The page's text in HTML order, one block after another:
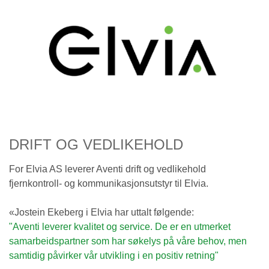
DRIFT OG VEDLIKEHOLD
For Elvia AS leverer Aventi drift og vedlikehold
fjernkontroll- og kommunikasjonsutstyr til Elvia.
«Jostein Ekeberg i Elvia har uttalt følgende:
"Aventi leverer kvalitet og service. De er en utmerket
samarbeidspartner som har søkelys på våre behov, men
samtidig påvirker vår utvikling i en positiv retning"